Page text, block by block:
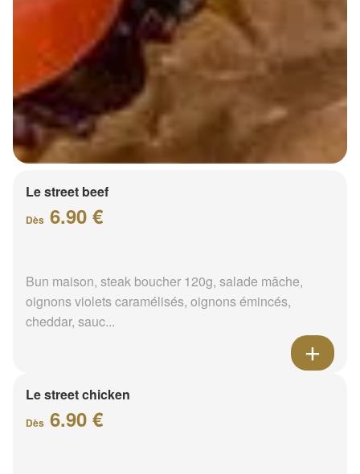
Le street beef
Dès 6.90 €
Bun maison, steak boucher 120g, salade mâche,
oignons violets caramélisés, oignons émincés,
cheddar, sauc...
Le street chicken
Dès 6.90 €